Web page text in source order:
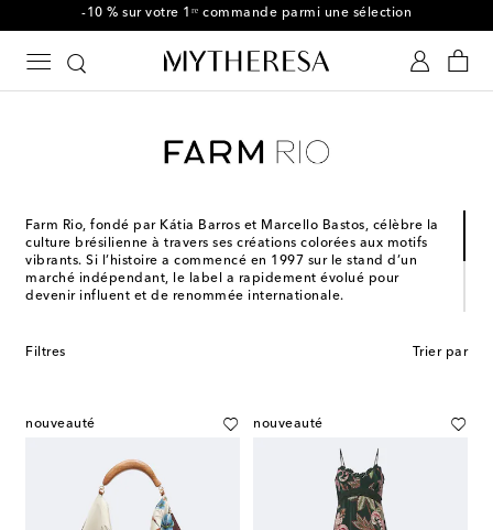
-10 % sur votre 1ʳᵉ commande parmi une sélection
Farm Rio, fondé par Kátia Barros et Marcello Bastos, célèbre la
culture brésilienne à travers ses créations colorées aux motifs
vibrants. Si l’histoire a commencé en 1997 sur le stand d’un
marché indépendant, le label a rapidement évolué pour
devenir influent et de renommée internationale.
responsable. Ses collections sont composées à partir de
une énergie positive et la diversité culturelle.
Filtres Trier par
nouveauté nouveauté